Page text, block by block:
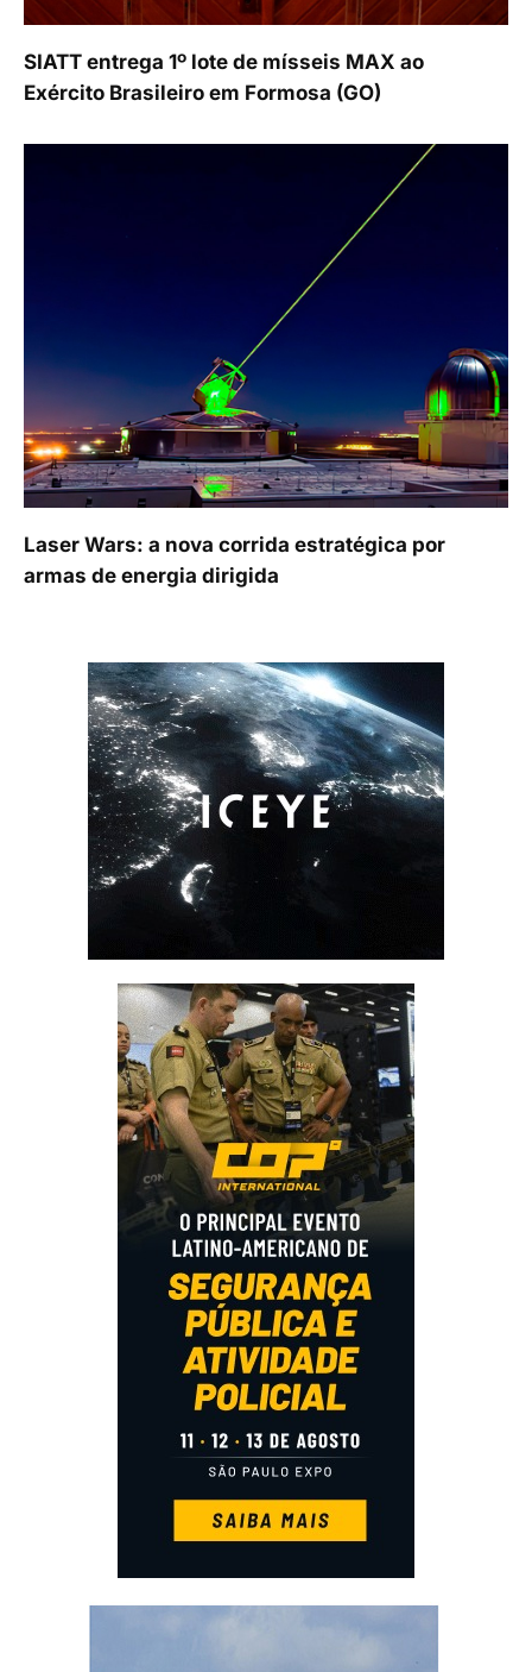
SIATT entrega 1º lote de mísseis MAX ao
Exército Brasileiro em Formosa (GO)
Laser Wars: a nova corrida estratégica por
armas de energia dirigida